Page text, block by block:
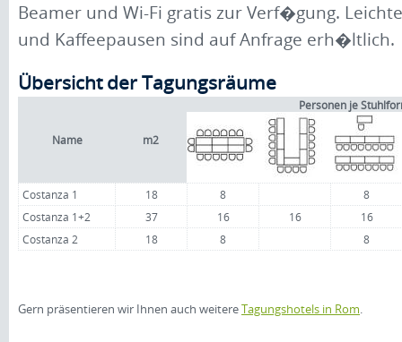
Beamer und Wi-Fi gratis zur Verf�gung.
und Kaffeepausen sind auf Anfrage erh�ltlich.
Übersicht der Tagungsräume
Name m2
Personen je
Costanza 1 18 8
8
Costanza 1+2
37 16 16
16
Costanza 2
18 8 8
Gern präsentieren wir Ihnen auch weitereTagungshotels in Rom.